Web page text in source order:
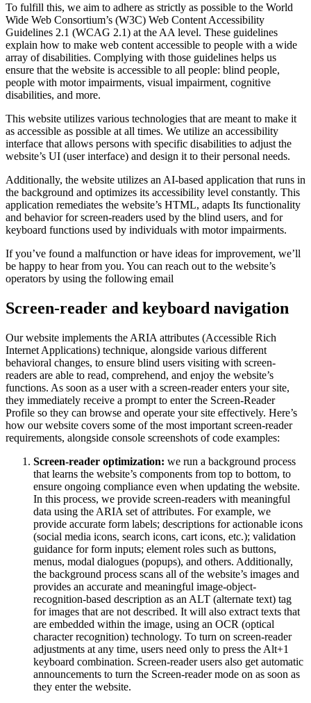
To fulfill this, we aim to adhere as strictly as possible to the World
Wide Web Consortium’s (W3C) Web Content Accessibility
Guidelines 2.1 (WCAG 2.1) at the AA level. These guidelines
explain how to make web content accessible to people with a wide
array of disabilities. Complying with those guidelines helps us
ensure that the website is accessible to all people: blind people,
people with motor impairments, visual impairment, cognitive
disabilities, and more.
This website utilizes various technologies that are meant to make it
as accessible as possible at all times. We utilize an accessibility
interface that allows persons with specific disabilities to adjust the
website’s UI (user interface) and design it to their personal needs.
Additionally, the website utilizes an AI-based application that runs in
the background and optimizes its accessibility level constantly. This
application remediates the website’s HTML, adapts Its functionality
and behavior for screen-readers used by the blind users, and for
keyboard functions used by individuals with motor impairments.
If you’ve found a malfunction or have ideas for improvement, we’ll
be happy to hear from you. You can reach out to the website’s
operators by using the following email
Screen-reader and keyboard navigation
Our website implements the ARIA attributes (Accessible Rich
Internet Applications) technique, alongside various different
behavioral changes, to ensure blind users visiting with screen-
readers are able to read, comprehend, and enjoy the website’s
functions. As soon as a user with a screen-reader enters your site,
they immediately receive a prompt to enter the Screen-Reader
Profile so they can browse and operate your site effectively. Here’s
how our website covers some of the most important screen-reader
requirements, alongside console screenshots of code examples:
Screen-reader optimization: we run a background process
that learns the website’s components from top to bottom, to
ensure ongoing compliance even when updating the website.
In this process, we provide screen-readers with meaningful
data using the ARIA set of attributes. For example, we
provide accurate form labels; descriptions for actionable icons
(social media icons, search icons, cart icons, etc.); validation
guidance for form inputs; element roles such as buttons,
menus, modal dialogues (popups), and others. Additionally,
the background process scans all of the website’s images and
provides an accurate and meaningful image-object-
recognition-based description as an ALT (alternate text) tag
for images that are not described. It will also extract texts that
are embedded within the image, using an OCR (optical
character recognition) technology. To turn on screen-reader
adjustments at any time, users need only to press the Alt+1
keyboard combination. Screen-reader users also get automatic
announcements to turn the Screen-reader mode on as soon as
they enter the website.